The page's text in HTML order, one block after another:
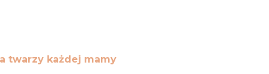
twarzy każdej mamy